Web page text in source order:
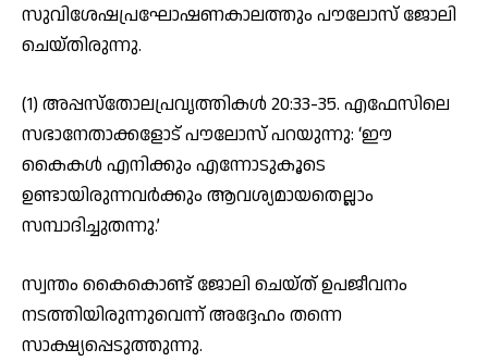
സുവിശേഷപ്രഘോഷണകാലത്തും പൗലോസ് ജോലി
ചെയ്തിരുന്നു.
(1) അപ്പസ്‌തോലപ്രവൃത്തികള്‍ 20:33-35. എഫേസിലെ
സഭാനേതാക്കളോട് പൗലോസ് പറയുന്നു: ‘ഈ
കൈകള്‍ എനിക്കും എന്നോടുകൂടെ
ഉണ്ടായിരുന്നവര്‍ക്കും ആവശ്യമായതെല്ലാം
സമ്പാദിച്ചുതന്നു.’
സ്വന്തം കൈകൊണ്ട് ജോലി ചെയ്ത് ഉപജീവനം
നടത്തിയിരുന്നുവെന്ന് അദ്ദേഹം തന്നെ
സാക്ഷ്യപ്പെടുത്തുന്നു.